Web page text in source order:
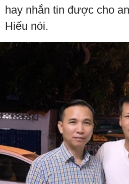
hay nhắn tin được cho
Hiếu nói.